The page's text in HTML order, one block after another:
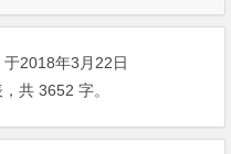
2018年3月22日
共 3652 字。